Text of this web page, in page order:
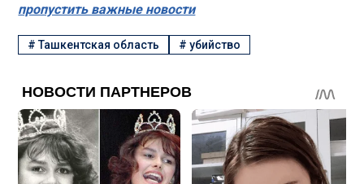
пропустить важные новости
#Ташкентская область #убийство